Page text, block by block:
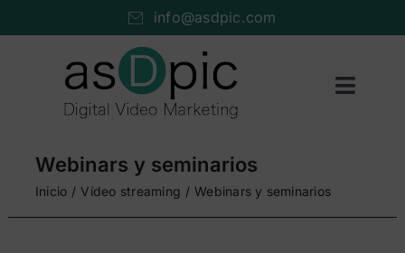
info@asdpic.com
Toggle
Producción audiovisual
Webinars y seminarios
Inicio Vídeo streaming Webinars y seminarios